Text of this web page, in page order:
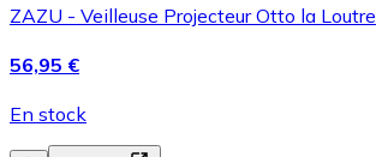
ZAZU - Veilleuse Projecteur Otto la Loutre
56,95 €
En stock